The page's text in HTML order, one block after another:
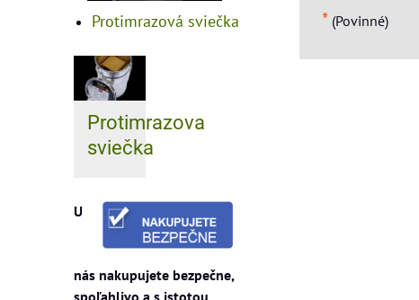
* (Povinné)
Protimrazová sviečka
Protimrazova
sviečka
U
nás nakupujete bezpečne,
spoľahlivo a s istotou.